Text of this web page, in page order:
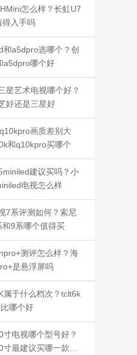
怎么样？长虹U7
得入手吗
和a5dpro选哪个？创
a5dpro哪个好
星艺术电视哪个好？
好还是三星好
画质差别大
和q10kpro买哪个
建议买吗？小
电视怎么样
7系评测如何？索尼
和9系哪个值得买
测评怎么样？海
是悬浮屏吗
属于什么档次？tclt6k
哪个好
寸电视哪个型号好？
最建议买哪一款电